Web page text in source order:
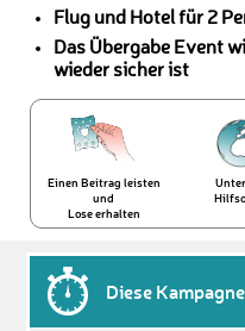
Flug und Hotel für 2
Das Übergabe Event
wieder sicher ist
Einen Beitrag leisten
und
Lose erhalten
Diese